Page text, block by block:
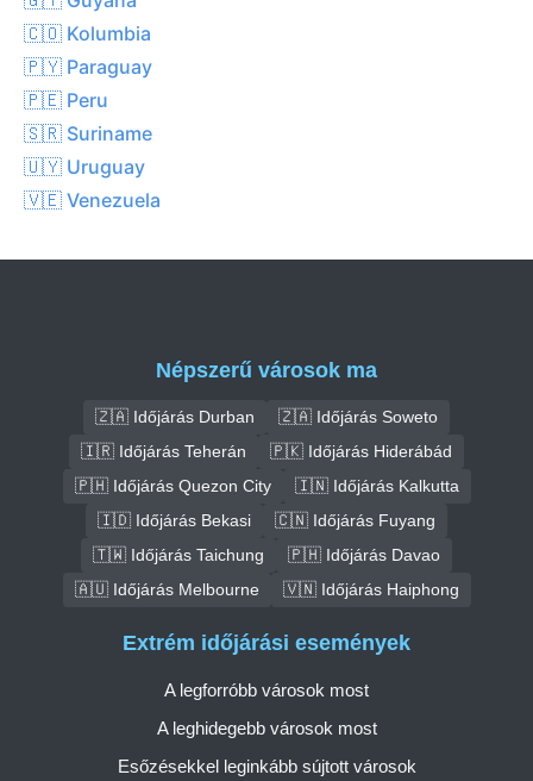
🇨🇴 Kolumbia
🇵🇾 Paraguay
🇵🇪 Peru
🇸🇷 Suriname
🇺🇾 Uruguay
🇻🇪 Venezuela
Népszerű városok ma
🇿🇦 Időjárás Durban
🇿🇦 Időjárás Soweto
🇮🇷 Időjárás Teherán
🇵🇰 Időjárás Hiderábád
🇵🇭 Időjárás Quezon City
🇮🇳 Időjárás Kalkutta
🇮🇩 Időjárás Bekasi
🇨🇳 Időjárás Fuyang
🇹🇼 Időjárás Taichung
🇵🇭 Időjárás Davao
🇦🇺 Időjárás Melbourne
🇻🇳 Időjárás Haiphong
Extrém időjárási események
A legforróbb városok most
A leghidegebb városok most
Esőzésekkel leginkább sújtott városok